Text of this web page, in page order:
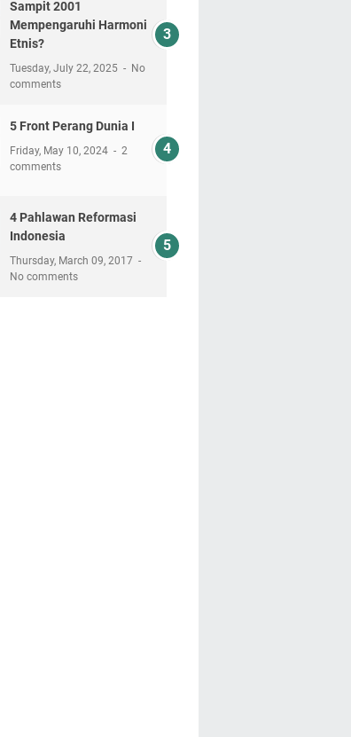
Sampit 2001
Mempengaruhi Harmoni
Etnis?
Tuesday, July 22, 2025
No
comments
5 Front Perang Dunia I
Friday, May 10, 2024
2
comments
4 Pahlawan Reformasi
Indonesia
Thursday, March 09, 2017
No comments